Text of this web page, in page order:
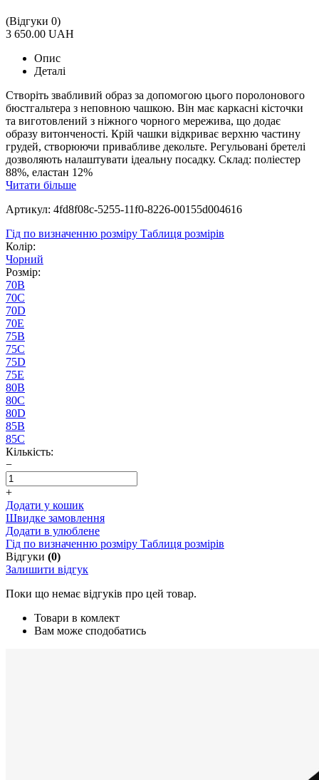
(Відгуки 0)
3 650.00 UAH
Опис
Деталі
Створіть звабливий образ за допомогою цього поролонового
бюстгальтера з неповною чашкою. Він має каркасні кісточки
та виготовлений з ніжного чорного мережива, що додає
образу витонченості. Крій чашки відкриває верхню частину
грудей, створюючи привабливе декольте. Регульовані бретелі
дозволяють налаштувати ідеальну посадку. Склад: поліестер
88%, еластан 12%
Читати більше
Артикул: 4fd8f08c-5255-11f0-8226-00155d004616
Гід по визначенню розміру Таблиця розмірів
Колір:
Чорний
Розмір:
70B
70C
70D
70E
75B
75C
75D
75E
80B
80C
80D
85B
85C
Кількість:
−
+
Додати у кошик
Швидке замовлення
Додати в улюблене
Гід по визначенню розміру Таблиця розмірів
Відгуки (0)
Залишити відгук
Поки що немає відгуків про цей товар.
Товари в комлект
Вам може сподобатись